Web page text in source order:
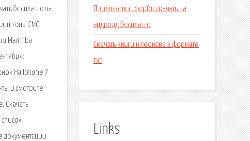
бесплатно на
СМС
Marimba
На Iphone 7
и смотрите
Скачать
документации
Приложение ферби скачать на
андроид бесплатно
Скачать книги н леонова в формате
тхт
Links